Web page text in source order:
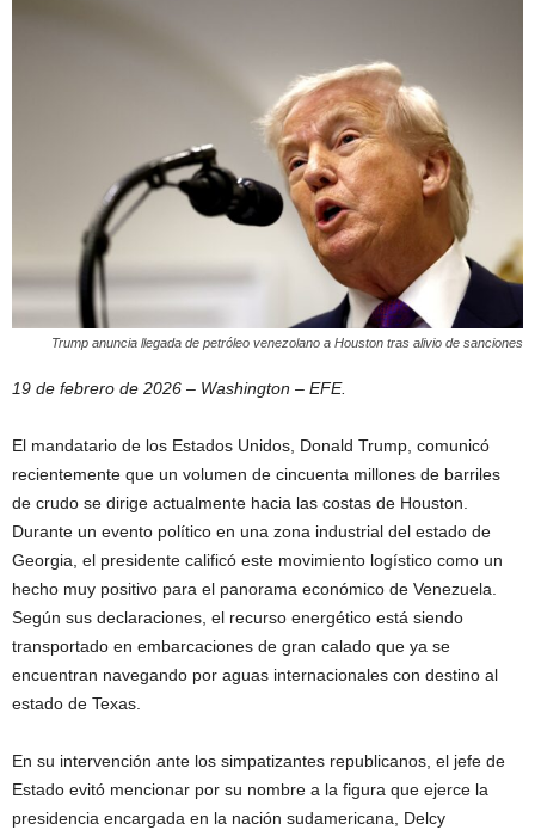
Trump anuncia llegada de petróleo venezolano a Houston tras alivio de sanciones
19 de febrero de 2026 – Washington – EFE.
El mandatario de los Estados Unidos, Donald Trump, comunicó
recientemente que un volumen de cincuenta millones de barriles
de crudo se dirige actualmente hacia las costas de Houston.
Durante un evento político en una zona industrial del estado de
Georgia, el presidente calificó este movimiento logístico como un
hecho muy positivo para el panorama económico de Venezuela.
Según sus declaraciones, el recurso energético está siendo
transportado en embarcaciones de gran calado que ya se
encuentran navegando por aguas internacionales con destino al
estado de Texas.
En su intervención ante los simpatizantes republicanos, el jefe de
Estado evitó mencionar por su nombre a la figura que ejerce la
presidencia encargada en la nación sudamericana, Delcy